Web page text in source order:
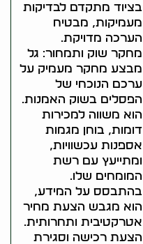
בציוד מתקדם לבדיקות
מעמיקות, מבטיח
הערכה מדויקת.
מחקר שוק ותמחור: גל
מבצע מחקר מעמיק על
ערכם הנוכחי של
הפסלים בשוק האמנות.
הוא משווה למכירות
דומות, בוחן מגמות
אספנות עכשוויות,
ומתייעץ עם רשת
המומחים שלו.
בהתבסס על המידע,
הוא מגבש הצעת מחיר
אטרקטיבית ותחרותית.
הצעת רכישה וסגירת